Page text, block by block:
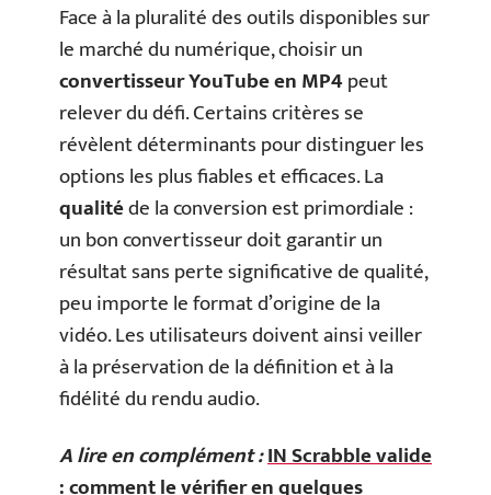
Face à la pluralité des outils disponibles sur
le marché du numérique, choisir un
convertisseur YouTube en MP4peut
relever du défi. Certains critères se
révèlent déterminants pour distinguer les
options les plus fiables et efficaces. La
qualitéde la conversion est primordiale :
un bon convertisseur doit garantir un
résultat sans perte significative de qualité,
peu importe le format d’origine de la
vidéo. Les utilisateurs doivent ainsi veiller
à la préservation de la définition et à la
fidélité du rendu audio.
A lire en complément :IN Scrabble valide
: comment le vérifier en quelques